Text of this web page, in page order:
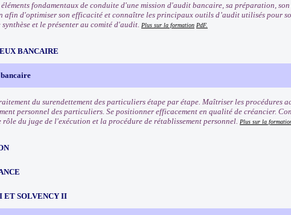
fondamentaux de conduite d'une mission d'audit bancaire, sa préparation,
afin d'optimiser son efficacité et connaître les principaux outils d’audit utilisés pour
et le présenter au comité d'audit. Plus sur la formation PdF.
BANCAIRE
du surendettement des particuliers étape par étape. Maîtriser les procédures
personnel des particuliers. Se positionner efficacement en qualité de créancier.
rôle du juge de l'exécution et la procédure de rétablissement personnel. Plus sur la
SOLVENCY II